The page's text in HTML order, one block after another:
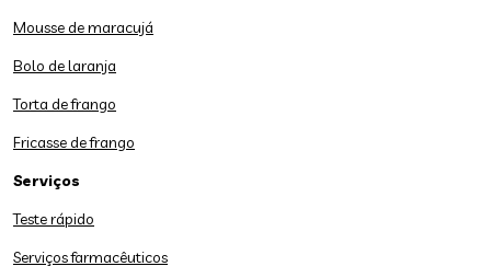
Mousse de maracujá
Bolo de laranja
Torta de frango
Fricasse de frango
Serviços
Teste rápido
Serviços farmacêuticos